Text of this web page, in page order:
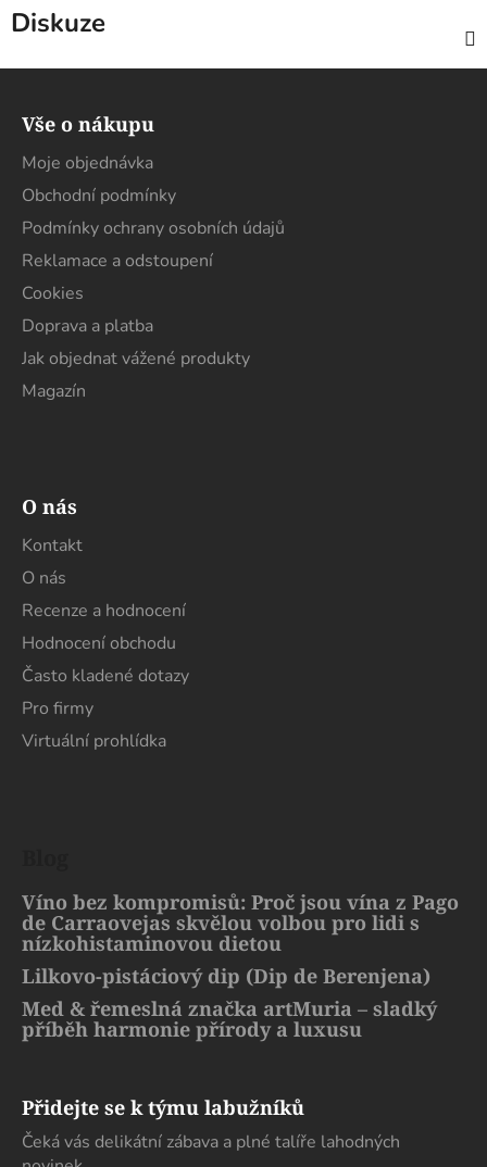
Diskuze
Vše o nákupu
Moje objednávka
Obchodní podmínky
Podmínky ochrany osobních údajů
Reklamace a odstoupení
Cookies
Doprava a platba
Jak objednat vážené produkty
Magazín
O nás
Kontakt
O nás
Recenze a hodnocení
Hodnocení obchodu
Často kladené dotazy
Pro firmy
Virtuální prohlídka
Víno bez kompromisů: Proč jsou vína z Pago
de Carraovejas skvělou volbou pro lidi s
nízkohistaminovou dietou
Lilkovo-pistáciový dip (Dip de Berenjena)
Med & řemeslná značka artMuria – sladký
příběh harmonie přírody a luxusu
Přidejte se k týmu labužníků
Čeká vás delikátní zábava a plné talíře lahodných